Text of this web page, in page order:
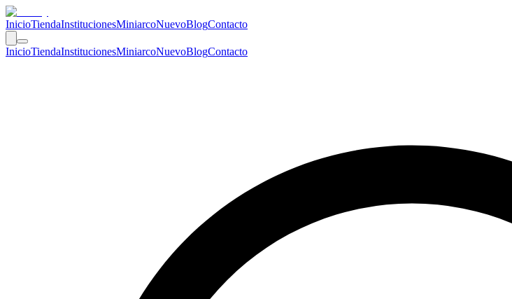
InicioTiendaInstitucionesMiniarcoNuevoBlogContacto
InicioTiendaInstitucionesMiniarcoNuevoBlogContacto